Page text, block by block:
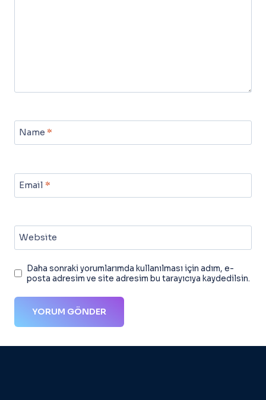
Name *
Email *
Website
Daha sonraki yorumlarımda kullanılması için adım, e-
posta adresim ve site adresim bu tarayıcıya kaydedilsin.